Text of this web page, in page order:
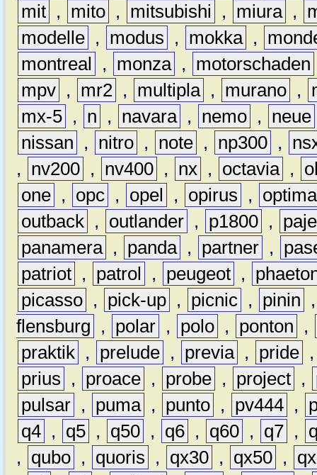
mit , mito , mitsubishi , miura ,
modelle , modus , mokka ,
montreal
, monza , motorschaden
mpv , mr2 , multipla , murano ,
mx-5 , n , navara , nemo , neue
nissan
, nitro , note , np300 ,
,
nv200 , nv400 , nx , octavia ,
one , opc , opel , opirus ,
optima
outback , outlander , p1800 ,
panamera , panda , partner ,
patriot , patrol , peugeot ,
picasso , pick-up , picnic , pinin
flensburg
, polar , polo , ponton
,
praktik , prelude , previa , pride
prius
, proace , probe , project ,
pulsar , puma , punto , pv444 ,
q4 , q5 , q50 , q6 , q60 , q7 ,
,
qubo , quoris , qx30 , qx50 ,